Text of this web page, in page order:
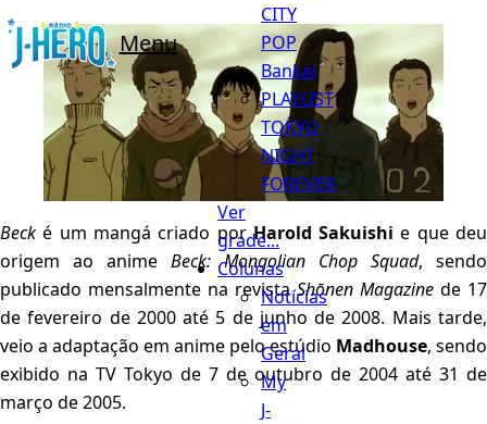
Menu
CITY
POP
Bankai
PLAYLIST
TOKYO
NIGHT
FOREVER
Ver
grade...
Colunas
Notícias
em
Geral
My
J-
Beck é um mangá criado porHarold Sakuishi e que deu
origem ao anime Beck: Mongolian Chop Squad, sendo
publicado mensalmente na revistaShōnen Magazine de 17
de fevereiro de 2000 até 5 de junho de 2008. Mais tarde,
veio a adaptação em anime pelo estúdio Madhouse, sendo
exibido na TV Tokyo de 7 de outubro de 2004 até 31 de
março de 2005.